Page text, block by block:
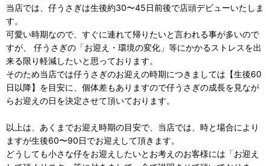
当店では、仔うさぎは生後約30〜45日前後で店頭デビューいたしま
す。
可愛い時期なので、すぐに連れて帰りたいと言われる事が多いので
すが、 仔うさぎの「お迎え・環境の変化」等にかかるストレスを出
来る限り軽減したいと思っております。
そのため当店では仔うさぎのお迎えの時期につきましては【生後60
日以降】を目安に、個体差もありますので仔うさぎの成長を見なが
らお迎えの日を決定させて頂いております。
以上は、あくまでお迎え時期の目安で、当店では、時と場合により
ますが生後60〜90日でお迎えして頂きます。
どうしても小さな仔をお迎えしたいとお考えのお客様には「お迎え